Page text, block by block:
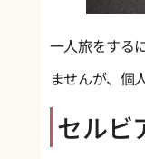
一人旅をする
ませんが、個
セルビ